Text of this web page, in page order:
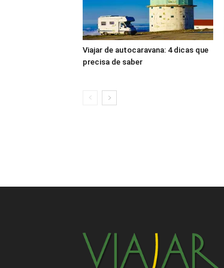
Viajar de autocaravana: 4 dicas que
precisa de saber